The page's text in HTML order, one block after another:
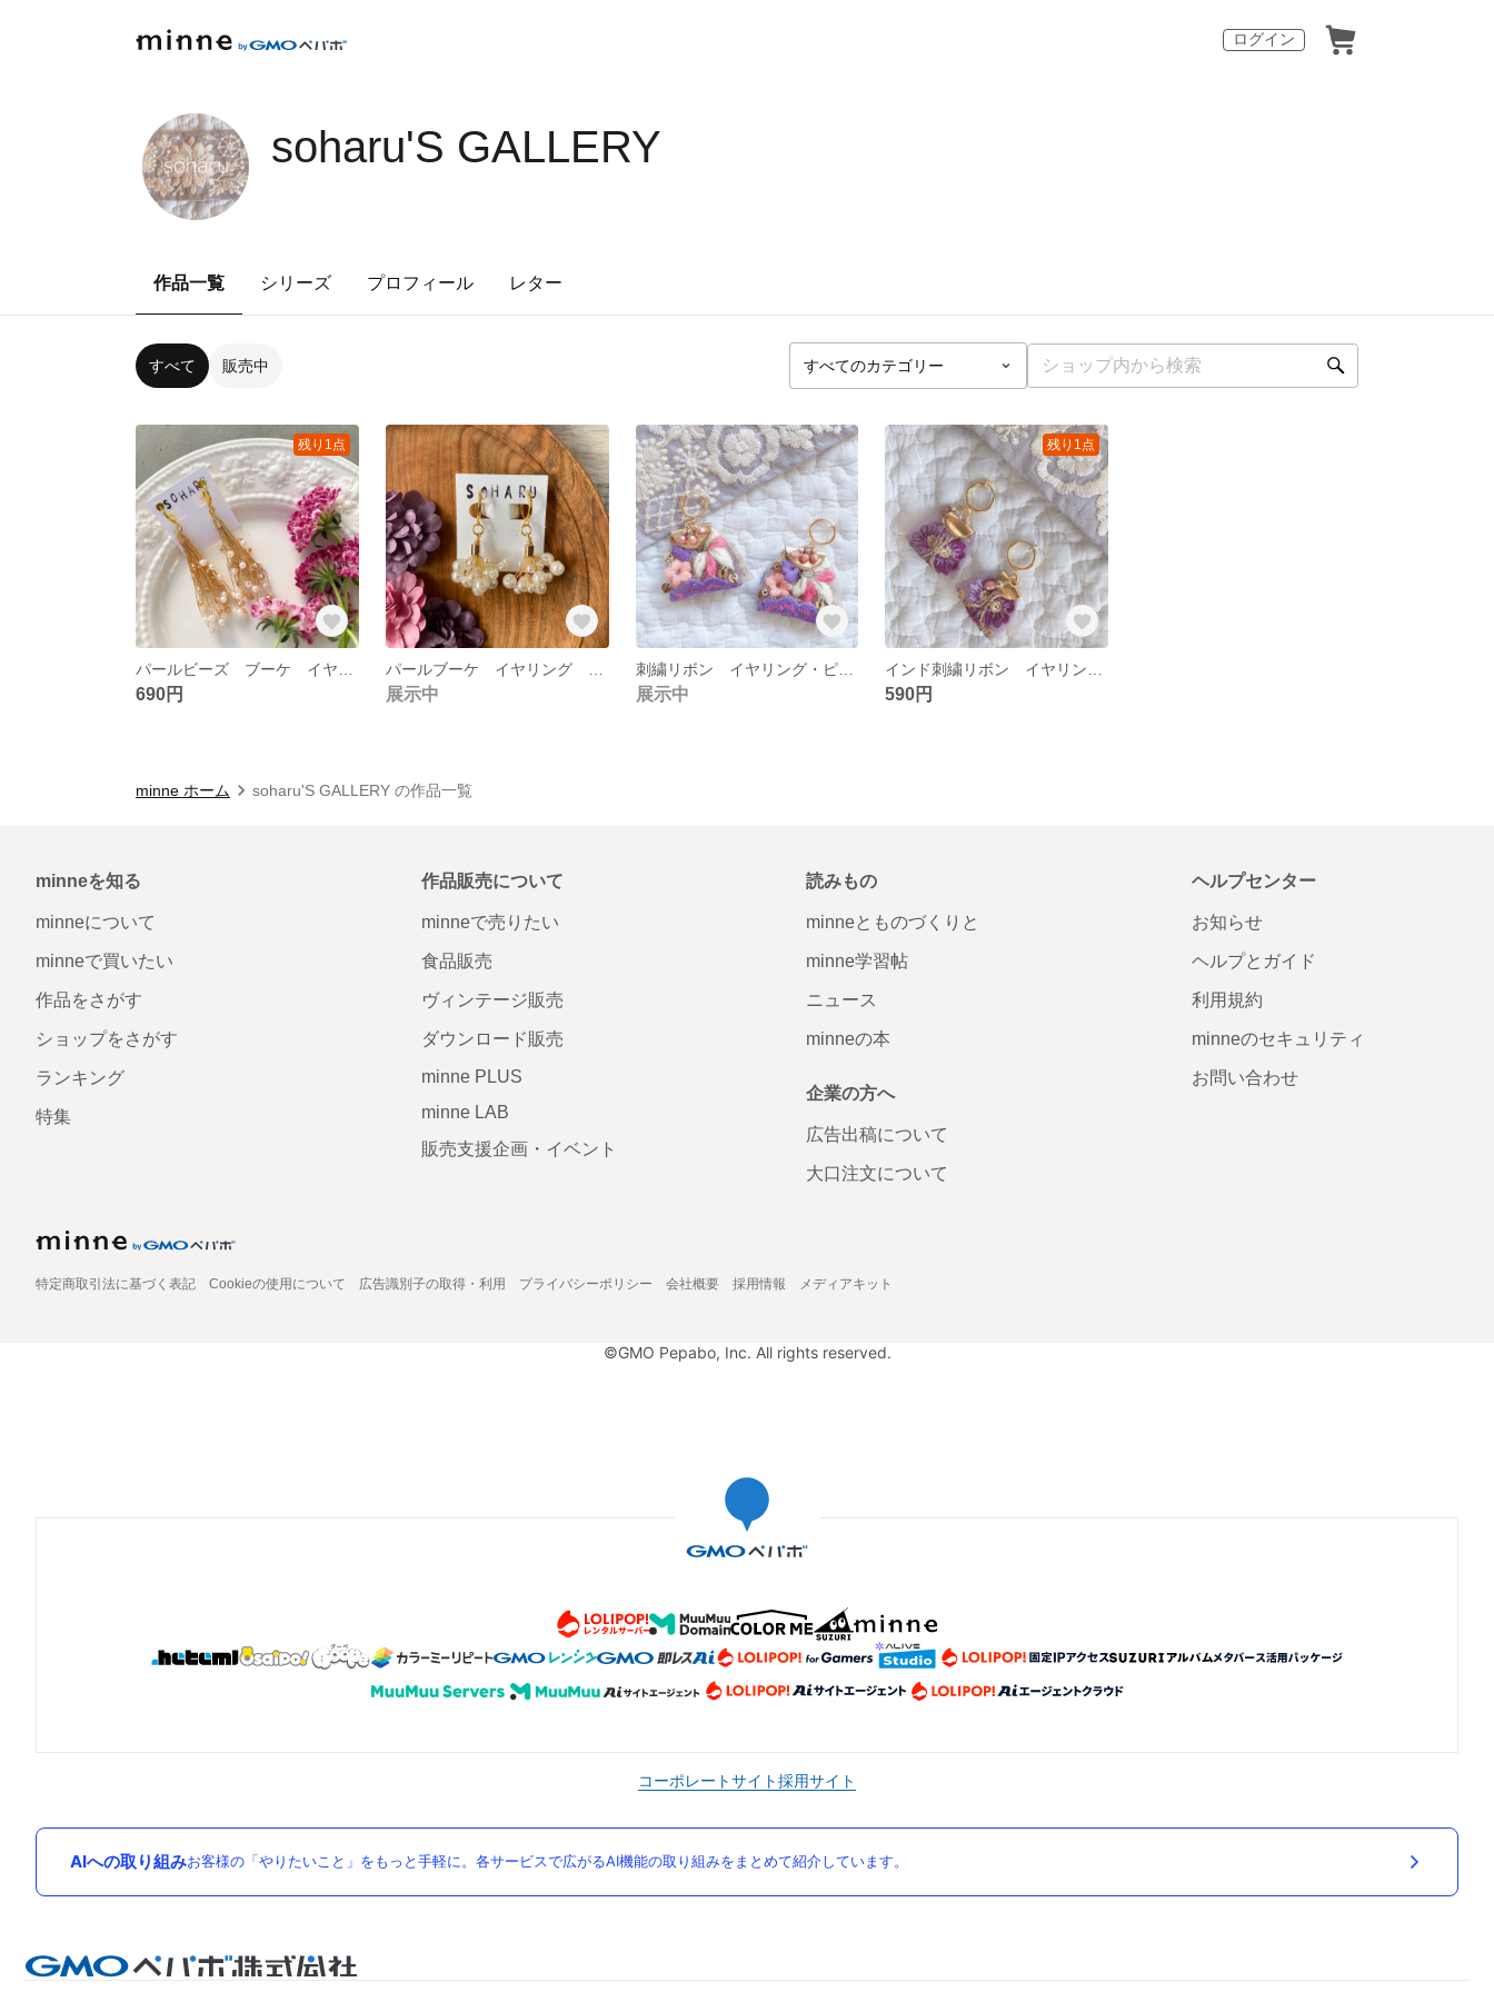
ログイン
soharu'S GALLERY
作品一覧 シリーズ プロフィール レター
すべて 販売中
残り1点
690円 展示中
刺繍リボン イヤリング・ピアス
展示中
残り1点
590円
minne ホーム soharu'S GALLERY の作品一覧
minneを知る
minneについて
minneで買いたい
作品をさがす
ショップをさがす
ランキング
特集
作品販売について
minneで売りたい
食品販売
ヴィンテージ販売
ダウンロード販売
minne PLUS
minne LAB
販売支援企画・イベント
読みもの
minneとものづくりと
minne学習帖
ニュース
minneの本
企業の方へ
広告出稿について
大口注文について
ヘルプセンター
お知らせ
ヘルプとガイド
利用規約
minneのセキュリティ
お問い合わせ
特定商取引法に基づく表記 Cookieの使用について 広告識別子の取得・利用 プライバシーポリシー 会社概要 採用情報 メディアキット
©GMO Pepabo, Inc. All rights reserved.
コーポレートサイト採用サイト
AIへの取り組みお客様の「やりたいこと」をもっと手軽に。各サービスで広がるAI機能の取り組みをまとめて紹介しています。